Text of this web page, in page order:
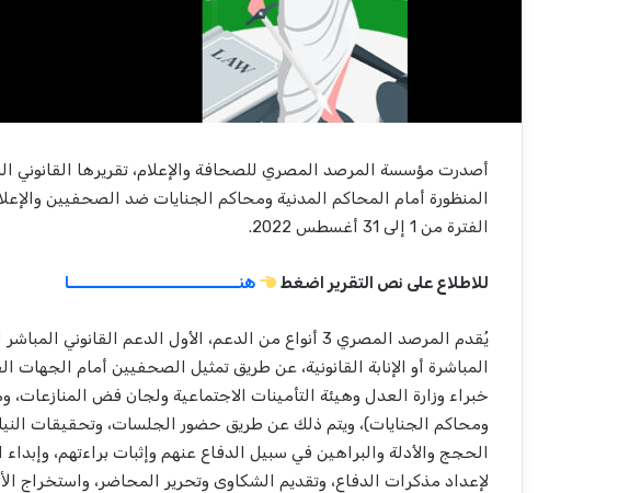
أصدرت مؤسسة المرصد المصري للصحافة والإعلام، تقريرها القانوني
المنظورة أمام المحاكم المدنية ومحاكم الجنايات ضد الصحفيين
الفترة من 1 إلى 31 أغسطس 2022.
للاطلاع على نص التقرير اضغط هنـــــــــــــــــــــــــــــــا
يُقدم المرصد المصري 3 أنواع من الدعم، الأول الدعم
المباشرة أو الإنابة القانونية، عن طريق تمثيل الصحفيين أمام الجهات
خبراء وزارة العدل وهيئة التأمينات الاجتماعية ولجان فض المنازعات،
ومحاكم الجنايات)، ويتم ذلك عن طريق حضور الجلسات، وتحقيقات
الحجج والأدلة والبراهين في سبيل الدفاع عنهم وإثبات براءتهم،
لإعداد مذكرات الدفاع، وتقديم الشكاوى وتحرير المحاضر، واستخراج